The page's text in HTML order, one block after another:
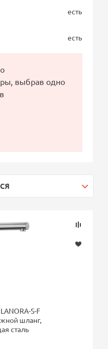
есть
есть
выбрав одно
S-F
шланг,
сталь